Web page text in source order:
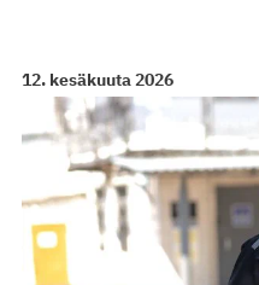
12. kesäkuuta 2026